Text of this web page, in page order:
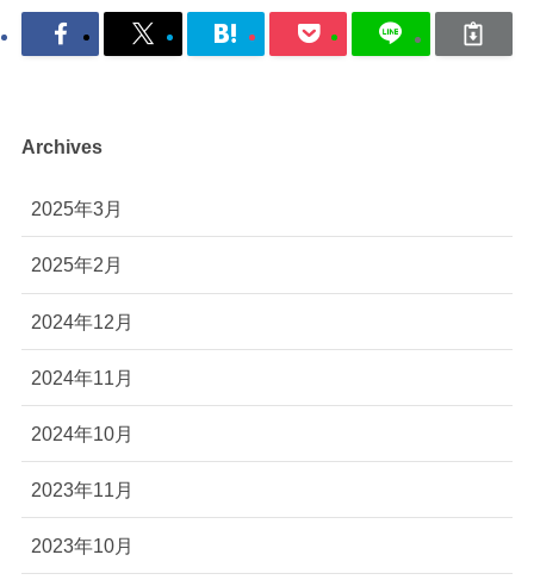
Archives
2025年3月
2025年2月
2024年12月
2024年11月
2024年10月
2023年11月
2023年10月